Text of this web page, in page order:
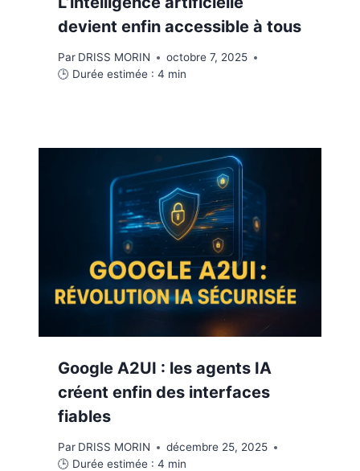
devient enfin accessible à tous
Par DRISS MORIN
octobre 7, 2025
🕒 Durée estimée : 4 min
Google A2UI : les agents IA
créent enfin des interfaces
fiables
Par DRISS MORIN
décembre 25, 2025
🕒 Durée estimée : 4 min